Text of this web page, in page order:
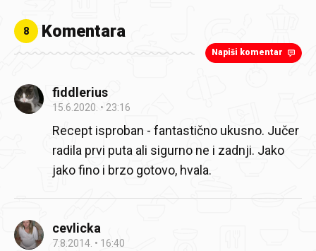
8 Komentara
Napiši komentar
fiddlerius
15.6.2020. 23:16
Recept isproban - fantastično ukusno. Jučer
radila prvi puta ali sigurno ne i zadnji. Jako
jako fino i brzo gotovo, hvala.
cevlicka
7.8.2014. 16:40